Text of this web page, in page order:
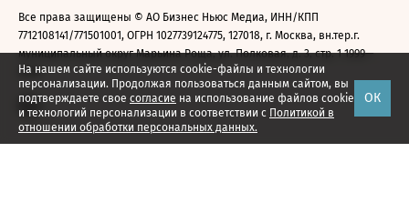
На нашем сайте используются cookie-файлы и технологии
персонализации. Продолжая пользоваться данным сайтом, вы
подтверждаете свое согласие на использование файлов cookie
и технологий персонализации в соответствии с Политикой в
отношении обработки персональных данных.
ОК
Все права защищены © АО Бизнес Ньюс Медиа, ИНН/КПП
7712108141/771501001, ОГРН 1027739124775, 127018, г. Москва, вн.тер.г.
муниципальный округ Марьина Роща, ул. Полковая, д. 3, стр. 1 1999—
2026